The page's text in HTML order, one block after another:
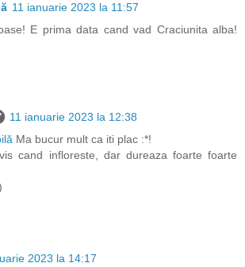
11 ianuarie 2023 la 11:57
E prima data cand vad Craciunita alba!
11 ianuarie 2023 la 12:38
Ma bucur mult ca iti plac :*!
cand infloreste, dar dureaza foarte foarte
2023 la 14:17